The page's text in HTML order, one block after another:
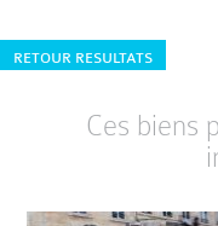
RETOUR RESULTATS
Ces biens